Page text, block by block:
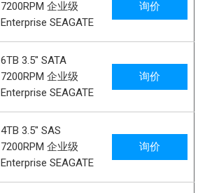
7200RPM 企业级
Enterprise SEAGATE
询价
6TB 3.5" SATA
7200RPM 企业级
Enterprise SEAGATE
询价
4TB 3.5" SAS
7200RPM 企业级
Enterprise SEAGATE
询价